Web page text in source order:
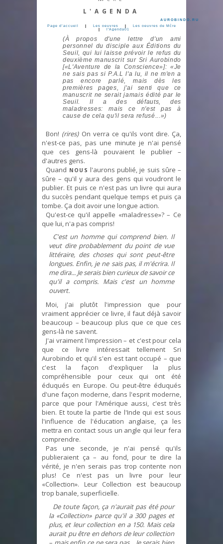
L'AGENDA
AUROBINDO.RU
Page d’accueil
Les oeuvres
Les oeuvres de Mčre
l'Agenda01
(À propos d'une lettre d'un ami
personnel du disciple aux Éditions du
Seuil, qui lui laisse prévoir le refus du
deuxième manuscrit sur Sri Aurobindo
[«L'Aventure de la Conscience»]: «Je
ne sais pas si P.A.L l'a lu, il ne m'en a
pas encore parlé, mais dès les
premières pages, j'ai senti que ce
manuscrit ne serait jamais édité par le
Seuil. Il a des défauts, des
maladresses: mais ce n'est pas à
cause de cela qu'il sera refusé...»)
Bon! (rires)On verra ce qu'ils vont dire. Ça,
n'est-ce pas, pas une minute je n'ai pensé
que ces gens-là pouvaient le publier –
d'autres gens.
Quand NOUS l'aurons publié, je suis sûre –
sûre – qu'il y aura des gens qui voudront le
publier. Et puis ce n'est pas un livre qui aura
du succès pendant quelque temps et puis ça
tombe. Ça doit avoir une longue action.
Qu'est-ce qu'il appelle «maladresse»? – Ce
que lui, n'a pas compris!
C'est un homme qui comprend bien. Il
veut dire probablement du point de vue
littéraire, des choses qui sont peut-être
longues. Enfin, je ne sais pas, il m'écrira. Il
me dira... Je serais bien curieux de savoir ce
qu'il a compris. Mais c'est un homme
ouvert.
Moi, j'ai plutôt l'impression que pour
vraiment apprécier ce livre, il faut déjà savoir
beaucoup – beaucoup plus que ce que ces
gens-là ne savent.
J'ai vraiment l'impression – et c'est pour cela
que ce livre intéressait tellement Sri
Aurobindo et qu'il s'en est tant occupé – que
c'est la façon d'expliquer la plus
compréhensible pour ceux qui ont été
éduqués en Europe. Ou peut-être éduqués
d'une façon moderne, dans l'esprit moderne,
parce que pour l'Amérique aussi, c'est très
bien. Et toute la partie de l'Inde qui est sous
l'influence de l'éducation anglaise, ça les
mettra en contact sous un angle qui leur fera
comprendre.
Pas une seconde, je n'ai pensé qu'ils
publieraient ça – au fond, pour te dire la
vérité, je n'en serais pas trop contente non
plus! Ce n'est pas un livre pour leur
«Collection». Leur Collection est beaucoup
trop banale, superficielle.
De toute façon, ça n'aurait pas été pour
la «Collection» parce qu'il a 300 pages et
plus, et leur collection en a 150. Mais cela
aurait pu être en dehors de leur collection